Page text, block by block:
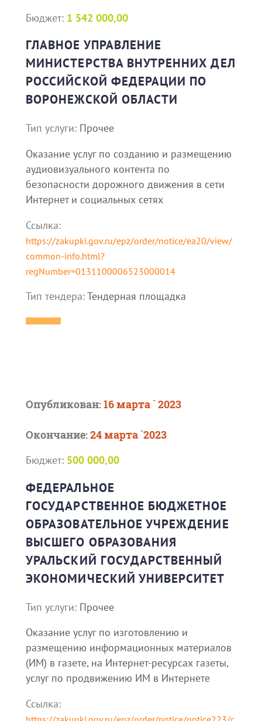
Бюджет: 1 542 000,00
ГЛАВНОЕ УПРАВЛЕНИЕ
МИНИСТЕРСТВА ВНУТРЕННИХ ДЕЛ
РОССИЙСКОЙ ФЕДЕРАЦИИ ПО
ВОРОНЕЖСКОЙ ОБЛАСТИ
Тип услуги: Прочее
Оказание услуг по созданию и размещению
аудиовизуального контента по
безопасности дорожного движения в сети
Интернет и социальных сетях
Ссылка:
https://zakupki.gov.ru/epz/order/notice/ea20/view/
common-info.html?
regNumber=0131100006523000014
Тип тендера:Тендерная площадка
Опубликован:16 марта ` 2023
Окончание:24 марта `2023
Бюджет: 500 000,00
ФЕДЕРАЛЬНОЕ
ГОСУДАРСТВЕННОЕ БЮДЖЕТНОЕ
ОБРАЗОВАТЕЛЬНОЕ УЧРЕЖДЕНИЕ
ВЫСШЕГО ОБРАЗОВАНИЯ
УРАЛЬСКИЙ ГОСУДАРСТВЕННЫЙ
ЭКОНОМИЧЕСКИЙ УНИВЕРСИТЕТ
Тип услуги: Прочее
Оказание услуг по изготовлению и
размещению информационных материалов
(ИМ) в газете, на Интернет-ресурсах газеты,
услуг по продвижению ИМ в Интернете
Ссылка: